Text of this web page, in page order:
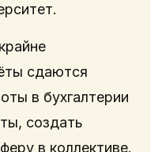
сдаются
в бухгалтерии
создать
в коллективе.